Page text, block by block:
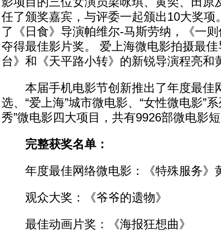
任了颁奖嘉宾，与评委一起颁出10大奖项
了《日食》导演帕维尔-马斯劳纳，《一
夺得最佳影片奖。 爱上海微电影拍摄最
台》和《天平路小转》的新锐导演程亮和
本届手机电影节创新推出了年度最佳
选、“爱上海”城市微电影、“女性微电影”
秀”微电影四大项目，共有9926部微电影
完整获奖名单：
年度最佳网络微电影：《特殊服务》
观众大奖：《爷爷的遗物》
最佳动画片奖：《海报狂想曲》